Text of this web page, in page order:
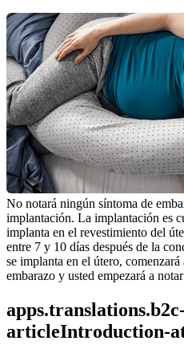
No notará ningún síntoma de
implantación. La implantación es
implanta en el revestimiento del
entre 7 y 10 días después de la
se implanta en el útero,
embarazo y usted empezará a
articleIntroduction-